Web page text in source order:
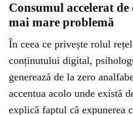
Consumul accelerat
mai mare problemă
În ceea ce privește rolul
conținutului digital,
generează de la zero
accentua acolo unde există
explică faptul că expunerea